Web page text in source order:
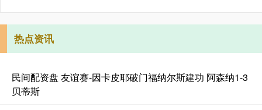
热点资讯
民间配资盘 友谊赛-因卡皮耶破门福纳尔斯建功 阿森纳1-3
贝蒂斯